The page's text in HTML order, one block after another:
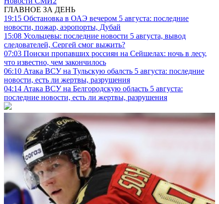
ГЛАВНОЕ ЗА ДЕНЬ
19:15 Обстановка в ОАЭ вечером 5 августа: последние
новости, пожар, аэропорты, Дубай
15:08 Усольцевы: последние новости 5 августа, вывод
следователей, Сергей смог выжить?
07:03 Поиски пропавших россиян на Сейшелах: ночь в лесу,
что известно, чем закончилось
06:10 Атака ВСУ на Тульскую обалсть 5 августа: последние
новости, есть ли жертвы, разрушения
04:14 Атака ВСУ на Белгородскую область 5 августа:
последние новости, есть ли жертвы, разрушения